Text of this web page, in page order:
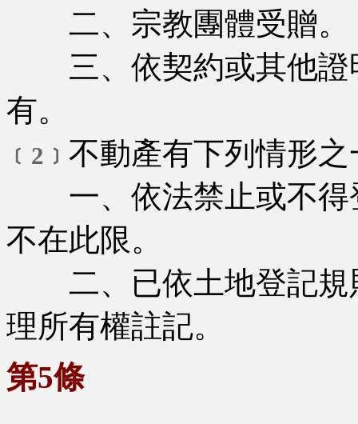
二、宗教團體受贈。
三、依契約或其他證
有。
﹝2﹞ 不動產有下列情形
一、依法禁止或不得
不在此限。
二、已依土地登記規
理所有權註記。
第5條